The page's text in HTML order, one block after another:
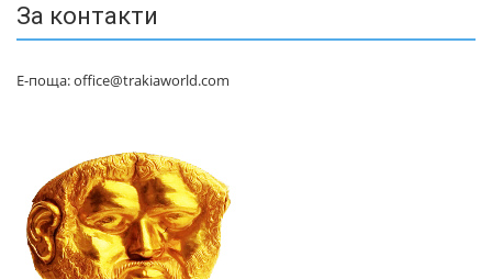
За контакти
Е-поща: office@trakiaworld.com